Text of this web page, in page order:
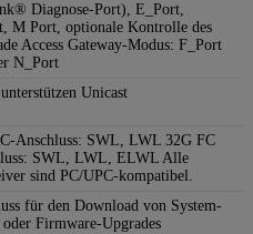
Diagnose-Port), E_Port,
M Port, optionale Kontrolle des
Access Gateway-Modus: F_Port
N_Port
Unicast
Anschluss: SWL, LWL 32G FC
SWL, LWL, ELWL Alle
sind PC/UPC-kompatibel.
für den Download von System-
Firmware-Upgrades